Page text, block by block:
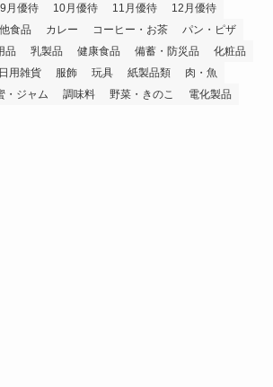
9月優待 10月優待 11月優待
12月優待
食品 カレー コーヒー・お茶
パン・ピザ
品 乳製品 健康食品 備蓄・防災品
化粧品
日用雑貨 服飾 玩具 紙製品類
肉・魚
・ジャム 調味料 野菜・きのこ
電化製品